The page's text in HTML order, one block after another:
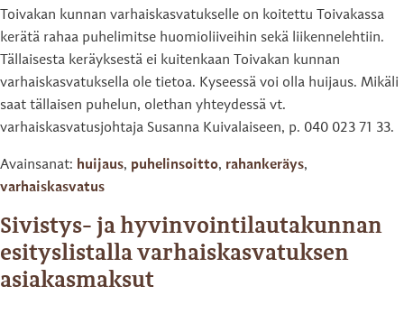
Toivakan kunnan varhaiskasvatukselle on koitettu Toivakassa
kerätä rahaa puhelimitse huomioliiveihin sekä liikennelehtiin.
Tällaisesta keräyksestä ei kuitenkaan Toivakan kunnan
varhaiskasvatuksella ole tietoa. Kyseessä voi olla huijaus. Mikäli
saat tällaisen puhelun, olethan yhteydessä vt.
varhaiskasvatusjohtaja Susanna Kuivalaiseen, p. 040 023 71 33.
Avainsanat: huijaus, puhelinsoitto, rahankeräys,
varhaiskasvatus
Sivistys- ja hyvinvointilautakunnan
esityslistalla varhaiskasvatuksen
asiakasmaksut